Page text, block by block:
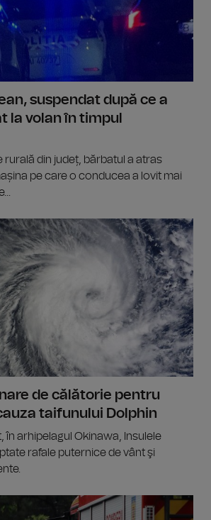
suspendat după ce a
la volan în timpul
rurală din județ, bărbatul a atras
pe care o conducea a lovit mai
de călătorie pentru
taifunului Dolphin
în arhipelagul Okinawa, Insulele
rafale puternice de vânt şi